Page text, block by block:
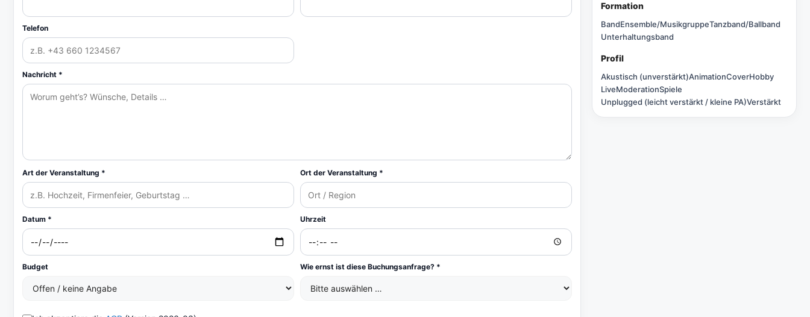
Telefon
Nachricht *
Art der Veranstaltung * Ort der Veranstaltung *
Datum * Uhrzeit
Budget Wie ernst ist diese Buchungsanfrage? *
Formation
BandEnsemble/MusikgruppeTanzband/Ballband
Unterhaltungsband
Profil
Akustisch (unverstärkt)AnimationCoverHobby
LiveModerationSpiele
Unplugged (leicht verstärkt / kleine PA)Verstärkt